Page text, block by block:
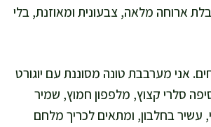
ארוחה מלאה, צבעונית ומאוזנת, בלי
אני מערבבת טונה מסוננת עם יוגורט
סלרי קצוץ, מלפפון חמוץ, שמיר
עשיר בחלבון, ומתאים לכריך מלחם